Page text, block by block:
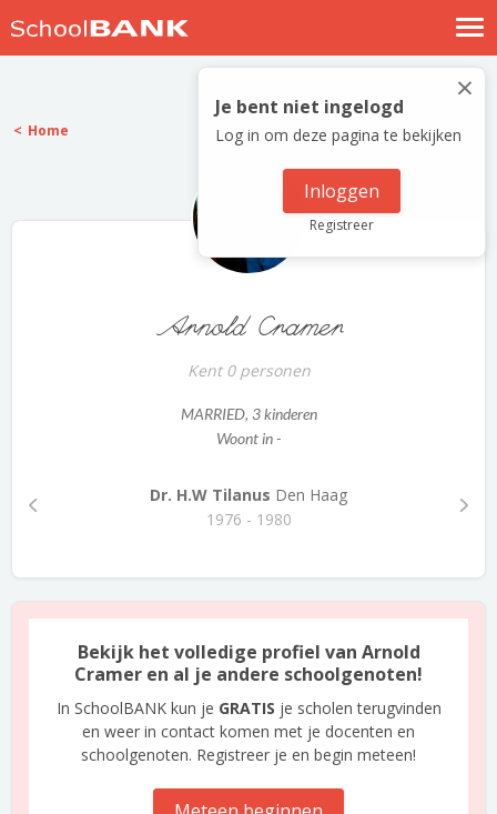
Nostalgische verhalen
Log in
Meld je gratis aan
×
Je bent niet ingelogd
Log in om deze pagina te bekijken
Inloggen
Registreer
Home
Arnold Cramer
Kent 0 personen
MARRIED, 3 kinderen
Woont in -
Dr. H.W Tilanus Den Haag
1976 - 1980
Bekijk het volledige profiel van Arnold
Cramer en al je andere schoolgenoten!
In SchoolBANK kun je GRATIS je scholen terugvinden
en weer in contact komen met je docenten en
schoolgenoten. Registreer je en begin meteen!